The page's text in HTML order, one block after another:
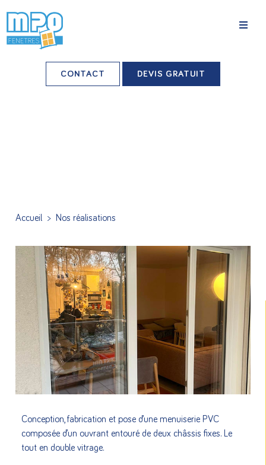
Nos agences
Nos produits
CONTACT DEVIS GRATUIT
Accueil > Nos réalisations
Conception, fabrication et pose d’une menuiserie PVC
composée d’un ouvrant entouré de deux châssis fixes. Le
tout en double vitrage.